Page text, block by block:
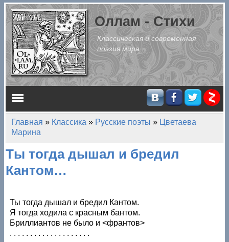
Перейти к основному содержанию
Оллам - Стихи
Классическая и современная
поэзия мира
Главное меню
Вы здесь
Главная » Классика » Русские поэты » Цветаева
Марина
Ты тогда дышал и бредил
Кантом…
Ты тогда дышал и бредил Кантом.
Я тогда ходила с красным бантом.
Бриллиантов не было и <франтов>
. . . . . . . . . . . . . . . . . . . .